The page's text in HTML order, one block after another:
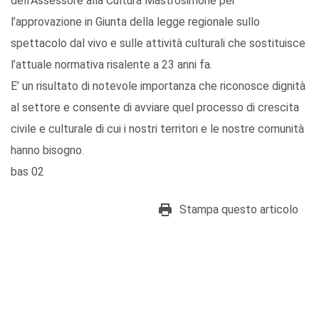
l’approvazione in Giunta della legge regionale sullo
spettacolo dal vivo e sulle attività culturali che sostituisce
l’attuale normativa risalente a 23 anni fa.
E’ un risultato di notevole importanza che riconosce dignità
al settore e consente di avviare quel processo di crescita
civile e culturale di cui i nostri territori e le nostre comunità
hanno bisogno.
bas 02
Stampa questo articolo